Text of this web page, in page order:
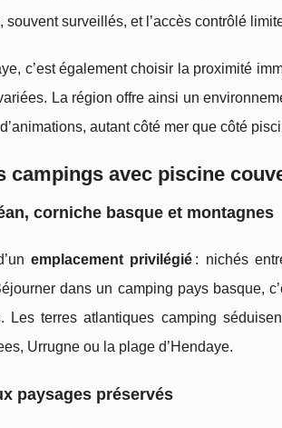
surveillés, et l’accès contrôlé
c’est également choisir la proximité
La région offre ainsi un
autant côté mer que côté
campings avec piscine
corniche basque et montagnes
emplacement privilégié : nichés
dans un camping pays basque,
Les terres atlantiques camping
Urrugne ou la plage d’Hendaye.
paysages préservés